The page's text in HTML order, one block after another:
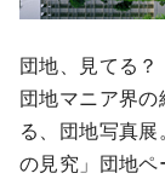
団地、見てる？
団地マニア界
る、団地写真
の見究」団地